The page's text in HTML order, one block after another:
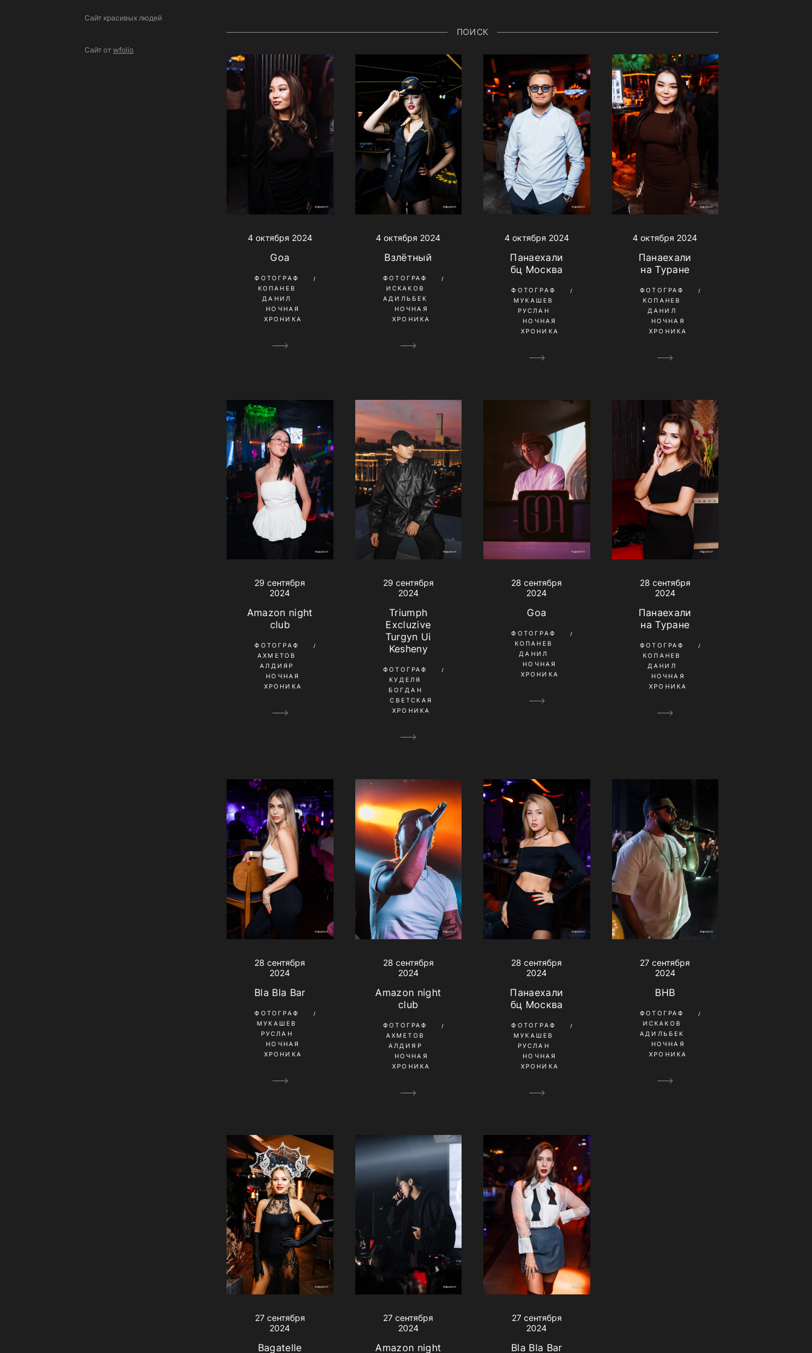
Сайт красивых людей
Сайт от wfolio
ПОИСК
4 октября 2024
Goa
ФОТОГРАФ
КОПАНЕВ
ДАНИЛ
НОЧНАЯ
ХРОНИКА
4 октября 2024
Взлётный
ФОТОГРАФ
ИСКАКОВ
АДИЛЬБЕК
НОЧНАЯ
ХРОНИКА
4 октября 2024
Панаехали
бц Москва
ФОТОГРАФ
МУКАШЕВ
РУСЛАН
НОЧНАЯ
ХРОНИКА
4 октября 2024
Панаехали
на Туране
ФОТОГРАФ
КОПАНЕВ
ДАНИЛ
НОЧНАЯ
ХРОНИКА
29 сентября
2024
Amazon night
club
ФОТОГРАФ
АХМЕТОВ
АЛДИЯР
НОЧНАЯ
ХРОНИКА
29 сентября
2024
Triumph
Excluzive
Turgyn Ui
Kesheny
ФОТОГРАФ
КУДЕЛЯ
БОГДАН
СВЕТСКАЯ
ХРОНИКА
28 сентября
2024
Goa
ФОТОГРАФ
КОПАНЕВ
ДАНИЛ
НОЧНАЯ
ХРОНИКА
28 сентября
2024
Панаехали
на Туране
ФОТОГРАФ
КОПАНЕВ
ДАНИЛ
НОЧНАЯ
ХРОНИКА
28 сентября
2024
Bla Bla Bar
ФОТОГРАФ
МУКАШЕВ
РУСЛАН
НОЧНАЯ
ХРОНИКА
28 сентября
2024
Amazon night
club
ФОТОГРАФ
АХМЕТОВ
АЛДИЯР
НОЧНАЯ
ХРОНИКА
28 сентября
2024
Панаехали
бц Москва
ФОТОГРАФ
МУКАШЕВ
РУСЛАН
НОЧНАЯ
ХРОНИКА
27 сентября
2024
BHB
ФОТОГРАФ
ИСКАКОВ
АДИЛЬБЕК
НОЧНАЯ
ХРОНИКА
27 сентября
2024
Bagatelle
27 сентября
2024
Amazon night
27 сентября
2024
Bla Bla Bar